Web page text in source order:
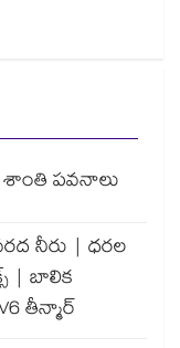
శాంతి పవనాలు
నీరు | ధరల
| బాలిక
తీన్మార్